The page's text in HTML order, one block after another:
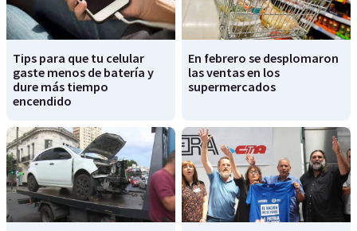
Tips para que tu celular
gaste menos de batería y
dure más tiempo
encendido
En febrero se desplomaron
las ventas en los
supermercados